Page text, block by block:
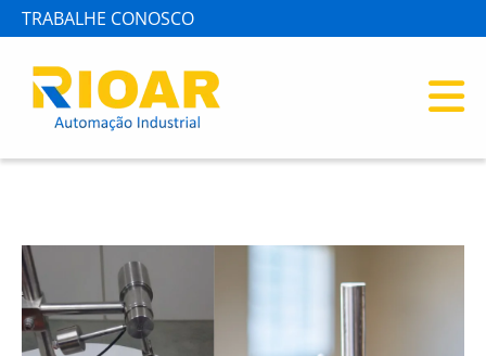
TRABALHE CONOSCO